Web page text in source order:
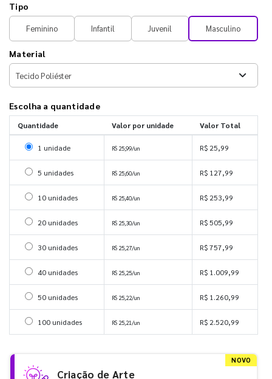
Tipo
Feminino Infantil Juvenil Masculino
Material
Escolha a quantidade
Quantidade Valor por unidade Valor Total
Selecionar 1 unidade
1 unidade R$ 25,99/un R$ 25,99
Selecionar 5 unidades
5 unidades R$ 25,60/un R$ 127,99
Selecionar 10 unidades
10 unidades R$ 25,40/un R$ 253,99
Selecionar 20 unidades
20 unidades R$ 25,30/un R$ 505,99
Selecionar 30 unidades
30 unidades R$ 25,27/un R$ 757,99
Selecionar 40 unidades
40 unidades R$ 25,25/un R$ 1.009,99
Selecionar 50 unidades
50 unidades R$ 25,22/un R$ 1.260,99
Selecionar 100 unidades
100 unidades R$ 25,21/un R$ 2.520,99
NOVO
Criação de Arte